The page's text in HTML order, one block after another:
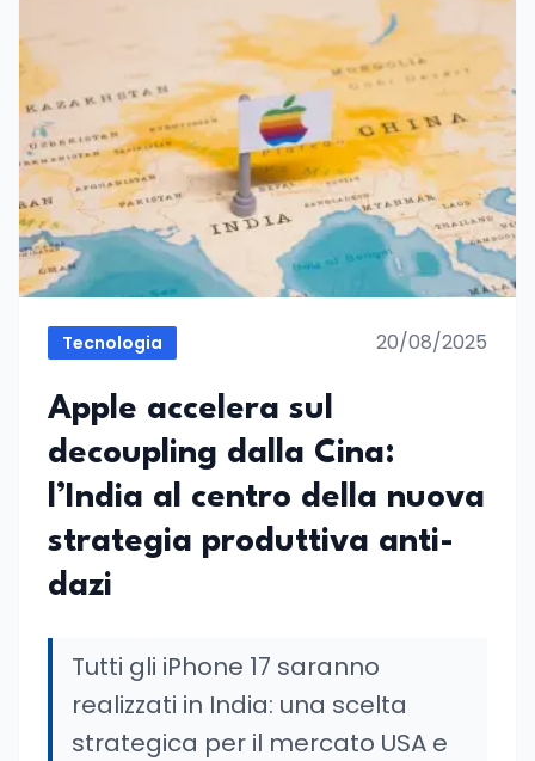
Tecnologia 20/08/2025
Apple accelera sul
decoupling dalla Cina:
l’India al centro della nuova
strategia produttiva anti-
dazi
Tutti gli iPhone 17 saranno
realizzati in India: una scelta
strategica per il mercato USA e